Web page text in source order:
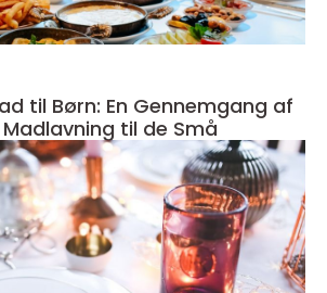
til Børn: En Gennemgang af
Madlavning til de Små